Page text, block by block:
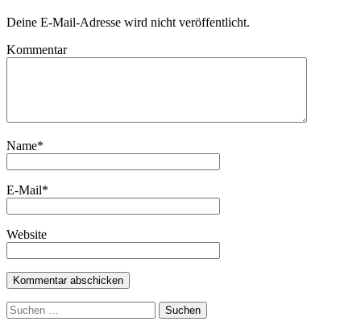
Deine E-Mail-Adresse wird nicht veröffentlicht.
Kommentar
Name*
E-Mail*
Website
Suchen
nach: